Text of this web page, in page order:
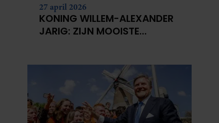
27 april 2026
KONING WILLEM-ALEXANDER
JARIG: ZIJN MOOISTE